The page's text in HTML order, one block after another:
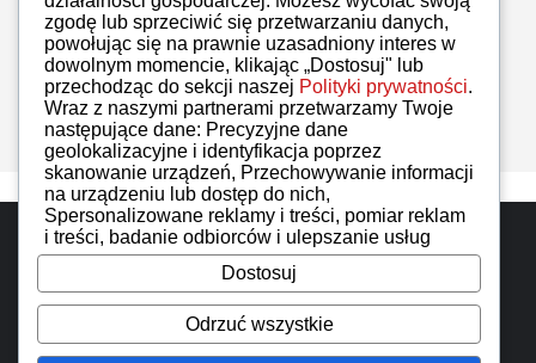
Brak komentarzy
Do góry
iMoto wszelkie prawa zastrzeżone. Designed by
IzerGroup
zgodę lub sprzeciwić się przetwarzaniu danych,
powołując się na prawnie uzasadniony interes w
dowolnym momencie, klikając „Dostosuj" lub
przechodząc do sekcji naszej Polityki prywatności.
Wraz z naszymi partnerami przetwarzamy Twoje
następujące dane: Precyzyjne dane
geolokalizacyjne i identyfikacja poprzez
skanowanie urządzeń, Przechowywanie informacji
na urządzeniu lub dostęp do nich,
Spersonalizowane reklamy i treści, pomiar reklam
i treści, badanie odbiorców i ulepszanie usług
Dostosuj
Odrzuć wszystkie